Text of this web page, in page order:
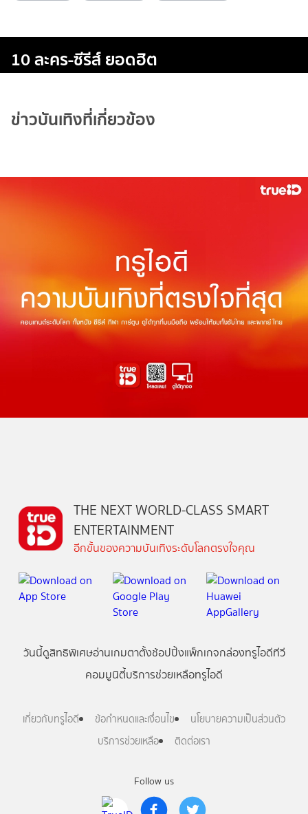
10 ละคร-ซีรีส์ ยอดฮิต
ข่าวบันเทิงที่เกี่ยวข้อง
Follow us
THE NEXT WORLD-CLASS SMART
ENTERTAINMENT
อีกขั้นของความบันเทิงระดับโลกตรงใจคุณ
วันนี้ดูสิทธิพิเศษอ่านเกมตาตั้งช้อปปิ้งแพ็กเกจกล่องทรูไอดีทีวี
คอมมูนิตี้บริการช่วยเหลือทรูไอดี
เกี่ยวกับทรูไอดี ข้อกำหนดและเงื่อนไข
นโยบายความเป็นส่วนตัว
บริการช่วยเหลือ
ติดต่อเรา